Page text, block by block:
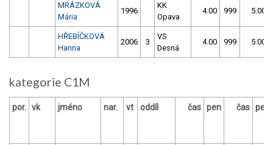
MRÁZKOVÁ
Mária
1996
KK
Opava
4.00 999 5.00
HŘEBÍČKOVÁ
Hanna
2006 3
VS
Desná
4.00 999 5.00
kategorie C1M
por. vk jméno nar. vt oddíl čas pen čas pen